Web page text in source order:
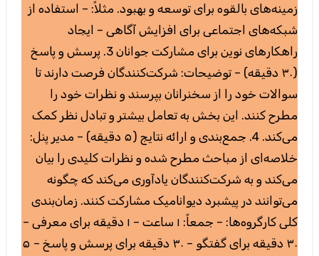
زمینه‌های بالقوه برای توسعه و بهبود. مثلاً: – استفاده از
شبکه‌های اجتماعی برای افزایش آگاهی – ایجاد
راهکارهای نوین برای مشارکت جوانان 3. پرسش و پاسخ
(۳۰ دقیقه) – توضیحات: شرکت‌کنندگان فرصت دارند تا
سوالات خود را از سخنرانان بپرسند و نظرات خود را
مطرح کنند. این بخش به تعامل بیشتر و تبادل نظر کمک
می‌کند. 4. جمع‌بندی و ارائه نتایج (۵ دقیقه) – مدیر پنل:
خلاصه‌ای از مباحث مطرح شده و نظرات کلیدی را بیان
می‌کند و به شرکت‌کنندگان یادآوری می‌کند که چگونه
می‌توانند در پیشبرد دیوانامیک مشارکت کنند. زمان‌بندی
کلی کارگروه‌ها: – جمعاً: ۱ ساعت – ۱ دقیقه برای معرفی –
۳۰ دقیقه برای گفتگو – ۳۰ دقیقه برای پرسش و پاسخ – ۵